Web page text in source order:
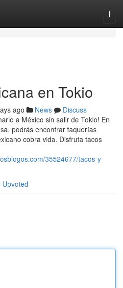
en Tokio
ago News
Discuss
a México sin salir de Tokio! En
podrás encontrar taquerías
cobra vida. Disfruta tacos
35524677/tacos-y-
Upvoted